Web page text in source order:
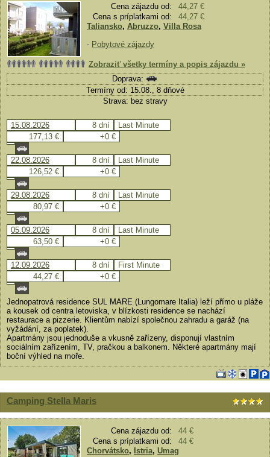
Cena zájazdu od:
44,27 €
Cena s príplatkami od:
44,27 €
Taliansko, Abruzzo, Villa Rosa
- Pobytové zájazdy
Zobraziť všetky termíny a popis zájazdu »
Doprava:
Termíny od: 15.08., 8 dňové
Strava: bez stravy
15.08.2026 8 dní
Last Minute
177,13 €
+0 €
22.08.2026 8 dní
Last Minute
126,52 €
+0 €
29.08.2026 8 dní
Last Minute
80,97 €
+0 €
05.09.2026 8 dní
Last Minute
63,50 €
+0 €
12.09.2026 8 dní
First Minute
44,27 €
+0 €
Jednopatrová residence SUL MARE (Lungomare Italia) leží přímo u pláže
a kousek od centra letoviska, v blízkosti residence se nachází
restaurace a pizzerie. Klientům nabízí společnou zahradu a garáž (na
vyžádání, za poplatek).
Apartmány jsou jednoduše a vkusně zařízeny, disponují vlastním
sociálním zařízením, TV, pračkou a balkonem. Některé apartmány mají
boční výhled na moře.
Camping Stella Maris
Cena zájazdu od:
44 €
Cena s príplatkami od:
44 €
Chorvátsko, Istria, Umag